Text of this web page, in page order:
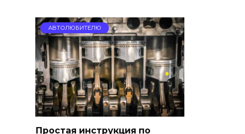
АВТОЛЮБИТЕЛЮ
Простая инструкция по